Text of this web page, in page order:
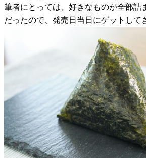
筆者にとっては、好きなものが全部詰
だったので、発売日当日にゲットして